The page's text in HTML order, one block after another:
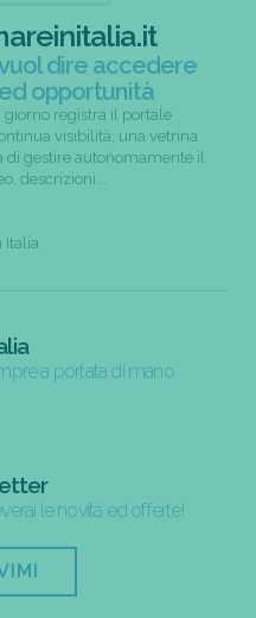
dire accedere
opportunità
registra il portale
visibilità; una vetrina
di gestire autonomamente il
descrizioni...
Italia
a portata di mano
le novità ed offerte!